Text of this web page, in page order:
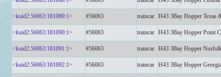
<kuid2:56063:181089:1> #56063 traincar H43 3Bay Hopper Texas
<kuid2:56063:181090:1> #56063 traincar H43 3Bay Hopper Point
<kuid2:56063:181091:1> #56063 traincar H43 3Bay Hopper
<kuid2:56063:181092:1> #56063 traincar H43 3Bay Hopper